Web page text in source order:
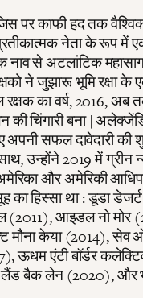
पर काफी हद तक
नेता के रूप में
से अटलांटिक
ने जुझारू भूमि रक्षा
का वर्ष, 2016, अब
चिंगारी बना |
सफल दावेदारी की
उन्होंने 2019 में ग्रीन
और अमेरिकी
का हिस्सा था : डूडा
आइडल नो मोर
मौना केया (2014),
ऊधम एंटी बॉर्डर
बैक लेन (2020), और